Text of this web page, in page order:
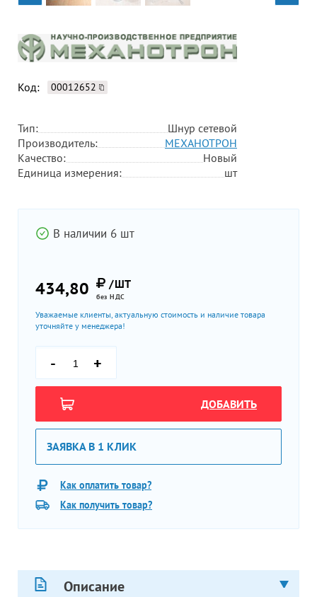
Код: 00012652
Тип:
Шнур сетевой
Производитель:
МЕХАНОТРОН
Качество:
Новый
Единица измерения:
шт
В наличии 6 шт
434,80 /ШТ
без НДС
Уважаемые клиенты, актуальную стоимость и наличие товара
уточняйте у менеджера!
- +
ДОБАВИТЬ
ЗАЯВКА В 1 КЛИК
Как оплатить товар?
Как получить товар?
Описание